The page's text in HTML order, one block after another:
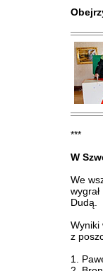
***
W
We
Dudą.
Wyniki
z
1.